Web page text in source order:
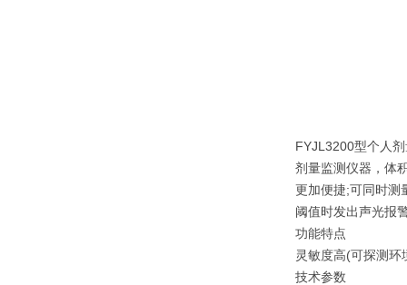
FYJL3200型个人
剂量监测仪器，体
更加便捷;可同时测
阈值时发出声光报
功能特点
灵敏度高(可探测
技术参数